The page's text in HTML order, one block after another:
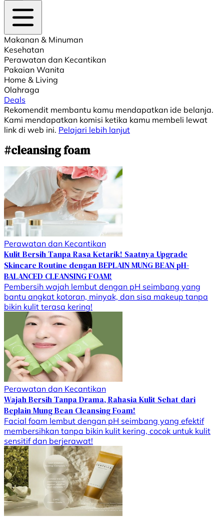
Makanan & Minuman
Kesehatan
Perawatan dan Kecantikan
Pakaian Wanita
Home & Living
Olahraga
Deals
Rekomendit membantu kamu mendapatkan ide belanja.
Kami mendapatkan komisi ketika kamu membeli lewat
link di web ini. Pelajari lebih lanjut
#cleansing foam
Perawatan dan Kecantikan
Kulit Bersih Tanpa Rasa Ketarik! Saatnya Upgrade
Skincare Routine dengan BEPLAIN MUNG BEAN pH-
BALANCED CLEANSING FOAM!
Pembersih wajah lembut dengan pH seimbang yang
bantu angkat kotoran, minyak, dan sisa makeup tanpa
bikin kulit terasa kering!
Perawatan dan Kecantikan
Wajah Bersih Tanpa Drama, Rahasia Kulit Sehat dari
Beplain Mung Bean Cleansing Foam!
Facial foam lembut dengan pH seimbang yang efektif
membersihkan tanpa bikin kulit kering, cocok untuk kulit
sensitif dan berjerawat!